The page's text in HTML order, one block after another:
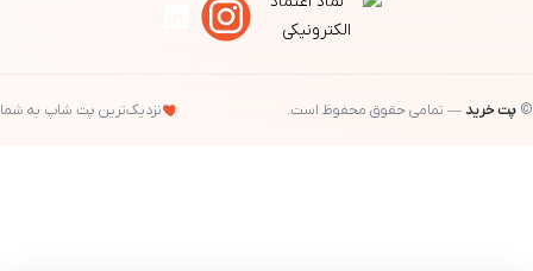
© پت خرید— تمامی حقوق محفوظ است. نزدیک‌ترین پت شاپ به شما